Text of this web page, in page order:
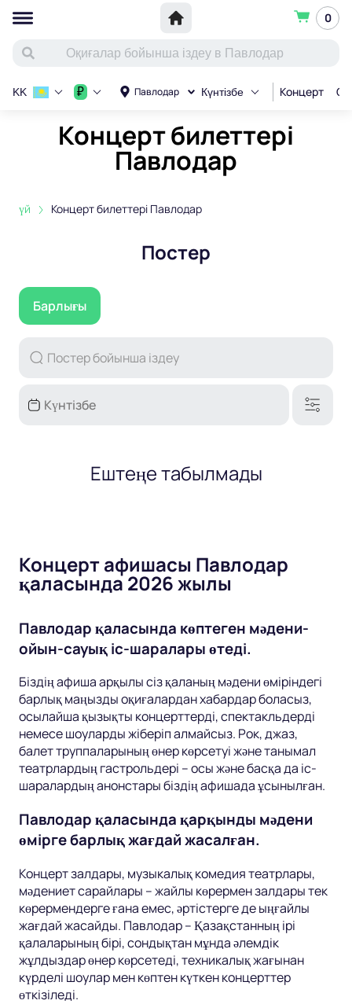
0
Павлодар Күнтізбе Концерт
KK ₽
Концерт билеттері
Павлодар
үй Концерт билеттері Павлодар
Постер
Барлығы
Ештеңе табылмады
Концерт афишасы Павлодар
қаласында 2026 жылы
Павлодар қаласында көптеген мәдени-
ойын-сауық іс-шаралары өтеді.
Біздің афиша арқылы сіз қаланың мәдени өміріндегі
барлық маңызды оқиғалардан хабардар боласыз,
осылайша қызықты концерттерді, спектакльдерді
немесе шоуларды жіберіп алмайсыз. Рок, джаз,
балет труппаларының өнер көрсетуі және танымал
театрлардың гастрольдері – осы және басқа да іс-
шаралардың анонстары біздің афишада ұсынылған.
Павлодар қаласында қарқынды мәдени
өмірге барлық жағдай жасалған.
Концерт залдары, музыкалық комедия театрлары,
мәдениет сарайлары – жайлы көрермен залдары тек
көрермендерге ғана емес, әртістерге де ыңғайлы
жағдай жасайды. Павлодар – Қазақстанның ірі
қалаларының бірі, сондықтан мұнда әлемдік
жұлдыздар өнер көрсетеді, техникалық жағынан
күрделі шоулар мен көптен күткен концерттер
өткізіледі.